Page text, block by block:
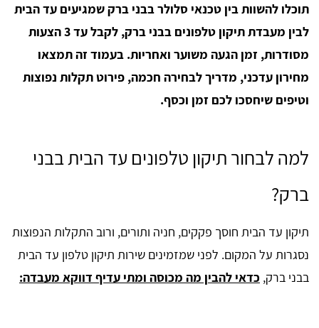
תוכלו להשוות בין טכנאי סלולר בבני ברק שמגיעים עד הבית
לבין מעבדת תיקון טלפונים בבני ברק, לקבל עד 3 הצעות
מסודרות, זמן הגעה משוער ואחריות. בעמוד זה תמצאו
מחירון עדכני, מדריך לבחירה חכמה, פירוט תקלות נפוצות
וטיפים שיחסכו לכם זמן וכסף.
למה לבחור תיקון טלפונים עד הבית בבני
ברק?
תיקון עד הבית חוסך פקקים, חניה ותורים, ורוב התקלות הנפוצות
נסגרות על המקום. לפני שמזמינים שירות תיקון טלפון עד הבית
בבני ברק, כדאי להבין מה מכוסה ומתי עדיף דווקא מעבדה: